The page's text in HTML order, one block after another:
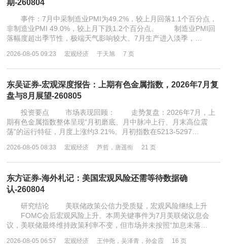
期-260804
事件：7月中采制造业PMI为49.2%，较上月回落1.1个百分点，
非制造业PMI 49.0%，较上月下跌1.2个百分点。 制造业PMI回
落幅度超出季节性，极端天气影响较大。7月生产进入淡季，…
2026-08-05 09:23 宏观经济 于天旭 7 页
东吴证券-宏观深度报告：上期有色金属指数，2026年7月复
盘与8月展望-260805
投资要点 市场表现回顾： 走势复盘：2026年7月，上
期有色金属指数整体呈现“月初磨底、月中脉冲上行、月末高位震
荡”的运行特征，月度上涨约3.21%。月初指数在5213-5297…
2026-08-05 08:33 宏观经济 芦哲，唐遥衔 21 页
东方证券-海外札记：美国宏观风险还需等待数据确
认-260804
研究结论 美联储政策公信力受质疑，宏观风险继续上升
FOMC会后宏观风险上升。本周关键事件为7月美联储议息会
议，美联储最终维持政策利率不变，但市场并未按照“加息未落…
2026-08-05 06:57 宏观经济 王仲尧，吴泽青，孙金霞 16 页